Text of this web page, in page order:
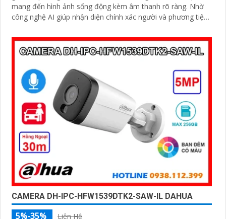
mang đến hình ảnh sống động kèm âm thanh rõ ràng. Nhờ
công nghệ AI giúp nhận diện chính xác người và phương tiện,
CAMERA DH-IPC-HFW1539DTK2-SAW-IL DAHUA
5%-35%
Liên Hệ